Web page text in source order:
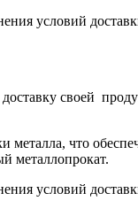
условий
своей
что
металлопрокат.
условий